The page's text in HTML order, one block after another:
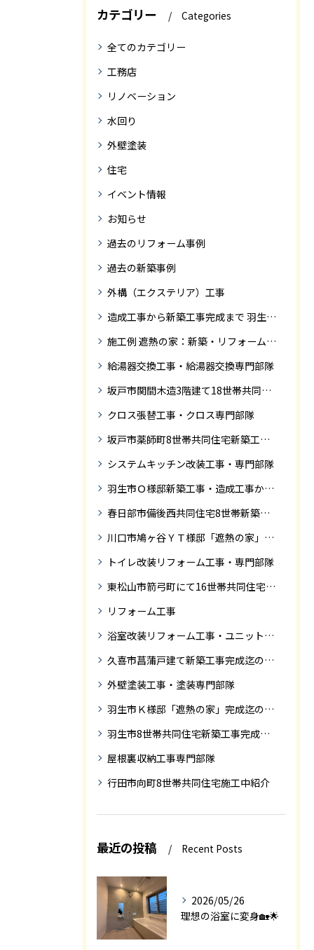
カテゴリー Categories
全てのカテゴリー
工務店
リノベーション
水回り
外壁塗装
住宅
イベント情報
お知らせ
過去のリフォーム事例
過去の新築事例
外構（エクステリア）工事
造成工事から新築工事完成まで 羽生市Ｓ様邸新築工事・
施工例 遮熱の家：新築・リフォーム ドローンにて空撮
給湯器交換工事・給湯器交換専門部隊
坂戸市関間木造3階建て18世帯共同住宅の完成迄紹介
クロス張替工事・クロス専門部隊
坂戸市薬師町8世帯共同住宅新築工事完成迄の紹介です
システムキッチン改装工事・専門部隊
羽生市Ｏ様邸新築工事・造成工事から住宅完成までの紹介
春日部市備後西共同住宅8世帯新築工事完成迄の紹介です。
川口市鳩ヶ谷ＹＴ様邸「遮熱の家」工事状況
トイレ改装リフォーム工事・専門部隊
東松山市箭弓町にて16世帯共同住宅新築工事完成迄の紹介です。
リフォーム工事
浴室改装リフォーム工事・ユニットバス専門部隊
久喜市菖蒲戸建て新築工事完成迄の紹介
外壁塗装工事・塗装専門部隊
羽生市Ｋ様邸「遮熱の家」完成迄の紹介です
羽生市8世帯共同住宅新築工事完成迄の紹介
屋根裏収納工事専門部隊
行田市向町8世帯共同住宅施工中紹介
最近の投稿 Recent Posts
2026/05/26
理想の浴室に変身🏡🌟